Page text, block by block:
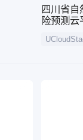
四川省自
险预测云